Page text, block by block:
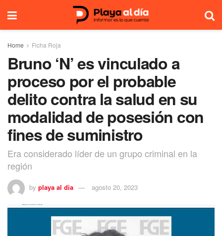
Home Ficha Roja
Bruno ‘N’ es vinculado a
proceso por el probable
delito contra la salud en su
modalidad de posesión con
fines de suministro
Era considerado líder de un grupo criminal en la
región
by playa al dia agosto 20, 2023